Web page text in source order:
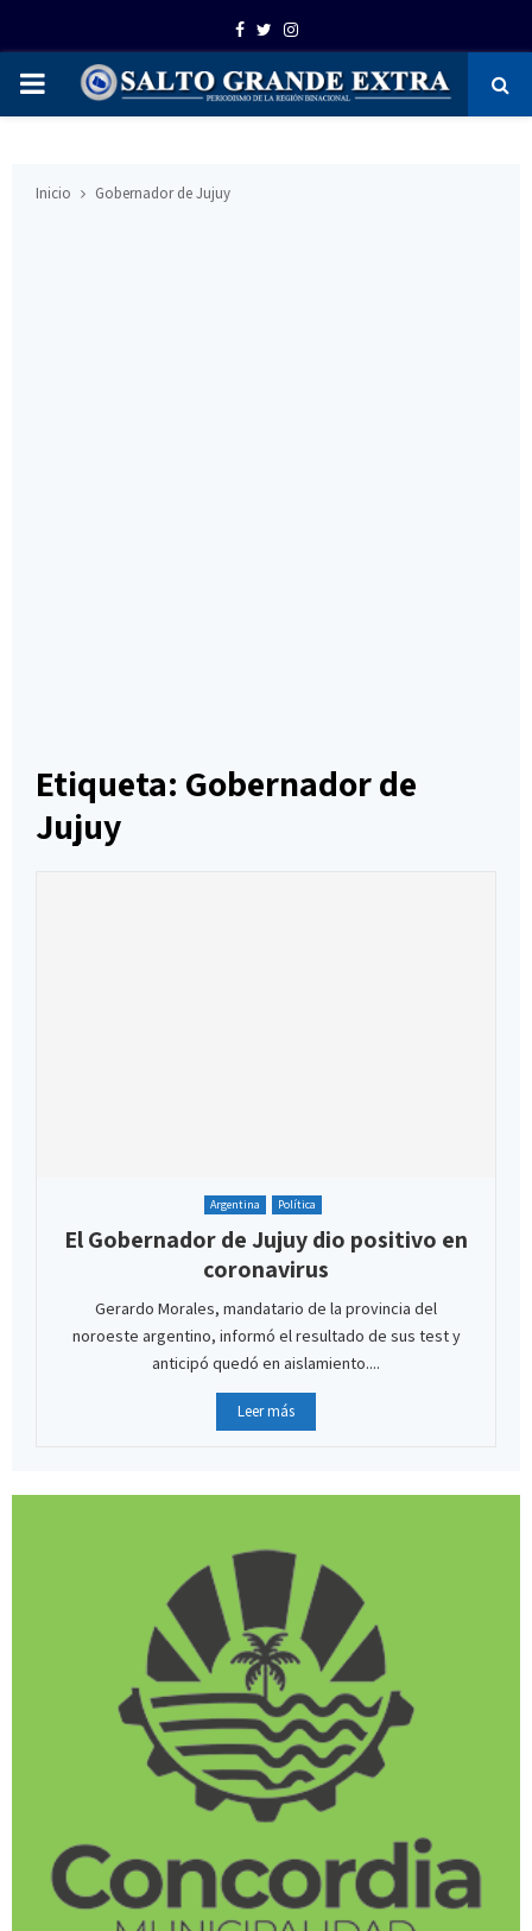
Facebook
TwitterInstagram
PRIMARY
Inicio Gobernador de Jujuy
Etiqueta: Gobernador de
Jujuy
Argentina Política
El Gobernador de Jujuy dio positivo en
coronavirus
Gerardo Morales, mandatario de la provincia del
noroeste argentino, informó el resultado de sus test y
anticipó quedó en aislamiento....
Leer más